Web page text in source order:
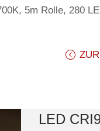
5m Rolle, 280
LED